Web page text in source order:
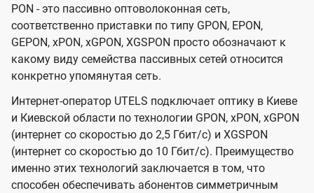
PON - это пассивно оптоволоконная сеть,
соответственно приставки по типу GPON, EPON,
GEPON, xPON, xGPON, XGSPON просто обозначают к
какому виду семейства пассивных сетей относится
конкретно упомянутая сеть.
Интернет-оператор UTELS подключает оптику в Киеве
и Киевской области по технологии GPON, xPON, xGPON
(интернет со скоростью до 2,5 Гбит/с) и XGSPON
(интернет со скоростью до 10 Гбит/с). Преимущество
именно этих технологий заключается в том, что
способен обеспечивать абонентов симметричным